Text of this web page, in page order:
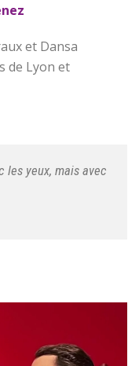
et Dansa
de Lyon et
les yeux, mais avec